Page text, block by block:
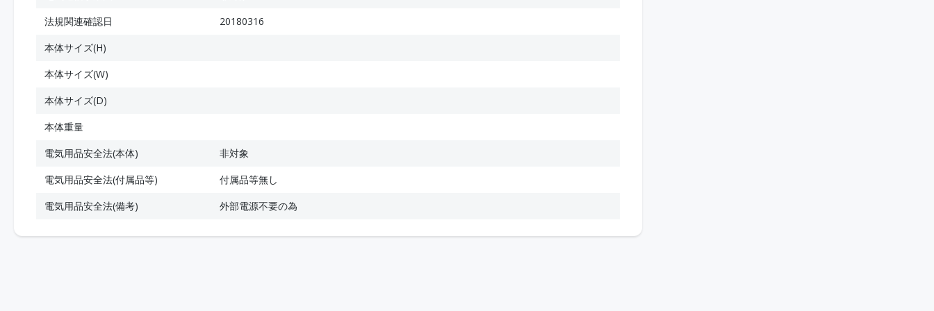
法規関連確認日
20180316
本体サイズ(H)
本体サイズ(W)
本体サイズ(D)
本体重量
電気用品安全法(本体)
非対象
電気用品安全法(付属品等)
付属品等無し
電気用品安全法(備考)
外部電源不要の為